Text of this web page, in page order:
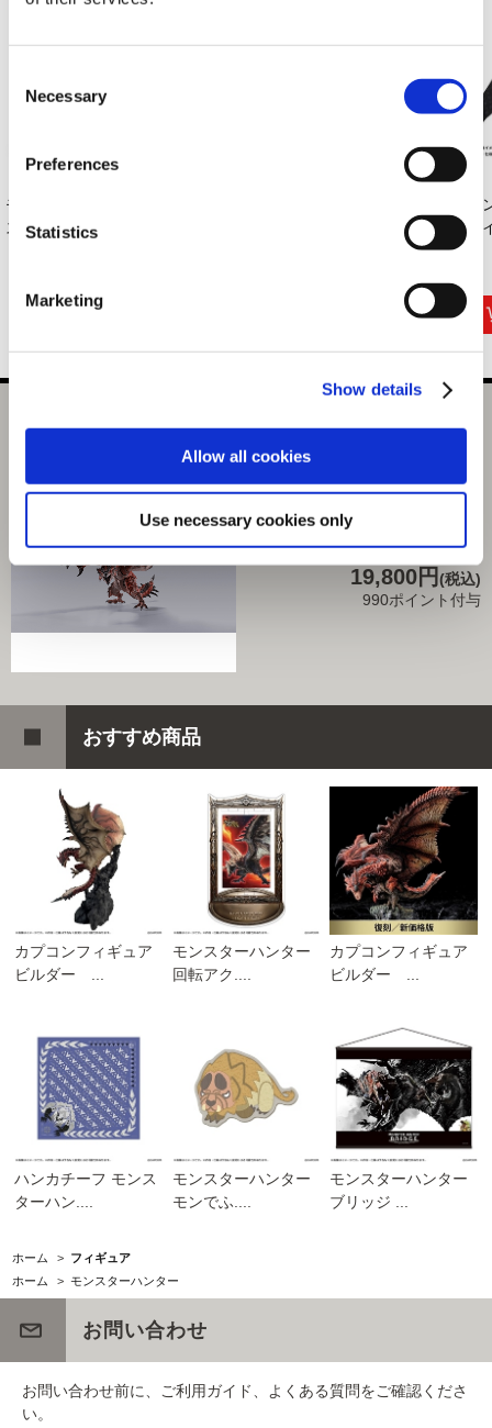
Selection
Necessary
Preferences
Statistics
Marketing
Show details
Allow all cookies
Use necessary cookies only
モンスターハンター
ストーリーズ アク...
ビルダー フィンガ...
S.H.MonsterArts リオレウス -20th Anniversary Edition-
選択中の商品
リオレウス
商品を選びなおす
19,800円(税込)
990ポイント付与
おすすめ商品
カプコンフィギュア
ビルダー ...
モンスターハンター
回転アク....
カプコンフィギュア
ビルダー ...
ハンカチーフ モンス
ターハン....
モンスターハンター
モンでふ....
モンスターハンター
ブリッジ ...
ホーム > フィギュア
ホーム
> モンスターハンター
お問い合わせ
お問い合わせ前に、ご利用ガイド、よくある質問をご確認くださ
い。